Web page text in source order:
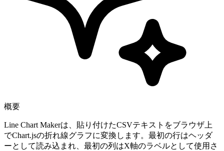
概要
Line Chart Makerは、貼り付けたCSVテキストをブラウザ上
でChart.jsの折れ線グラフに変換します。最初の行はヘッダ
ーとして読み込まれ、最初の列はX軸のラベルとして使用さ